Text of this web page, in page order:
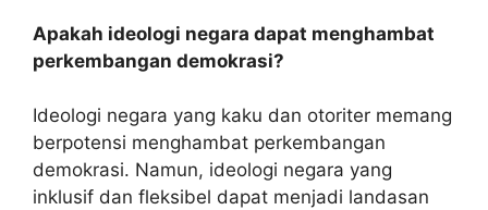
Apakah ideologi negara dapat menghambat
perkembangan demokrasi?
Ideologi negara yang kaku dan otoriter memang
berpotensi menghambat perkembangan
demokrasi. Namun, ideologi negara yang
inklusif dan fleksibel dapat menjadi landasan